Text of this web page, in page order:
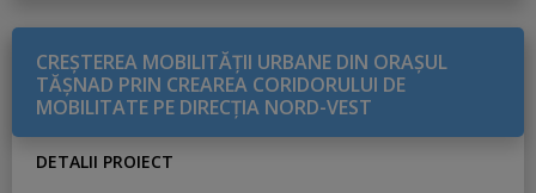
CREŞTEREA MOBILITĂŢII URBANE DIN ORAŞUL
TĂŞNAD PRIN CREAREA CORIDORULUI DE
MOBILITATE PE DIRECŢIA NORD-VEST
DETALII PROIECT